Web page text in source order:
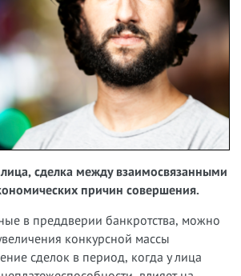
сделка между взаимосвязанными
причин совершения.
в преддверии банкротства, можно
конкурсной массы
сделок в период, когда у лица